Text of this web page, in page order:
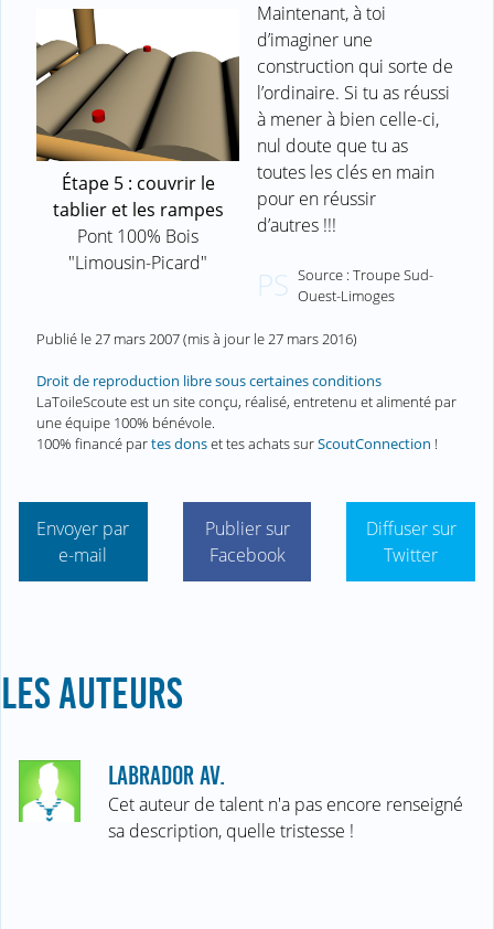
Étape 5 : couvrir le
tablier et les rampes
Pont 100% Bois
"Limousin-Picard"
Maintenant, à toi
d’imaginer une
construction qui sorte de
l’ordinaire. Si tu as réussi
à mener à bien celle-ci,
nul doute que tu as
toutes les clés en main
pour en réussir
d’autres !!!
PS Source : Troupe Sud-
Ouest-Limoges
Publié le 27 mars 2007(mis à jour le 27 mars 2016)
Droit de reproduction libre sous certaines conditions
LaToileScoute est un site conçu, réalisé, entretenu et alimenté par
une équipe 100% bénévole.
100% financé partes donset tes achats surScoutConnection !
Envoyer par
e-mail
Publier sur
Facebook
Diffuser sur
Twitter
LES AUTEURS
LABRADOR AV.
Cet auteur de talent n'a pas encore renseigné
sa description, quelle tristesse !